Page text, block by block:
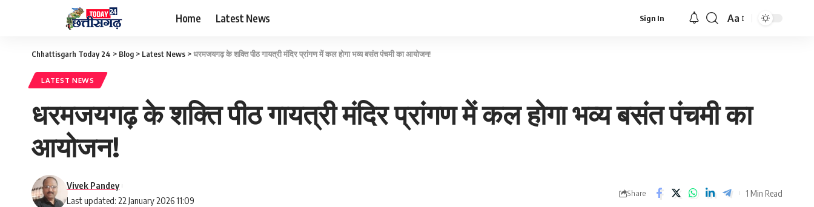
Home Latest News Sign In
Font
Aa
Chhattisgarh Today 24 > Blog > Latest News >धरमजयगढ़ के शक्ति पीठ गायत्री मंदिर प्रांगण में कल होगा भव्य बसंत पंचमी का आयोजन!
LATEST NEWS
धरमजयगढ़ के शक्ति पीठ गायत्री मंदिर प्रांगण में कल होगा भव्य बसंत पंचमी का
आयोजन!
Last updated: 22 January 2026 11:09
Vivek Pandey
Share 1 Min Read